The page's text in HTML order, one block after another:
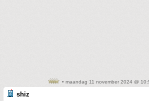
• maandag 11 november 2024 @
shiz